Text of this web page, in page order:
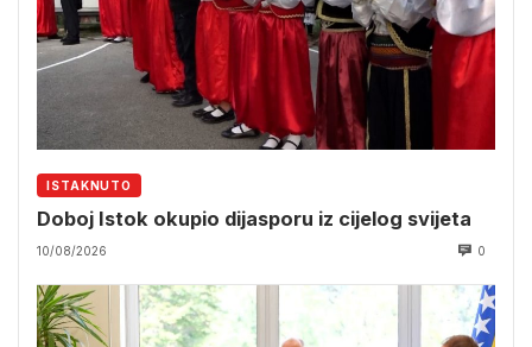
ISTAKNUTO
Doboj Istok okupio dijasporu iz cijelog svijeta
10/08/2026 0